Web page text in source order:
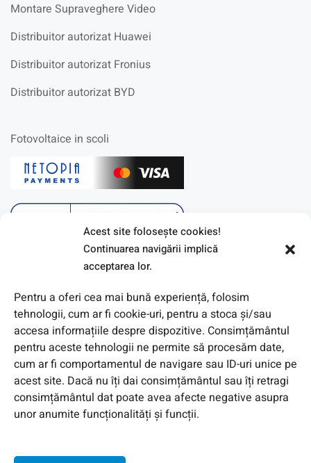
Acest site foloseşte cookies!
Continuarea navigării implică
acceptarea lor.
Pentru a oferi cea mai bună experiență, folosim
tehnologii, cum ar fi cookie-uri, pentru a stoca și/sau
accesa informațiile despre dispozitive. Consimțământul
pentru aceste tehnologii ne permite să procesăm date,
cum ar fi comportamentul de navigare sau ID-uri unice pe
acest site. Dacă nu îți dai consimțământul sau îți retragi
consimțământul dat poate avea afecte negative asupra
unor anumite funcționalități și funcții.
Montare Supraveghere Video
Distribuitor autorizat Huawei
Distribuitor autorizat Fronius
Distribuitor autorizat BYD
Fotovoltaice in scoli
© 2026 Toate Drepturile Rezervate de Genway Romania